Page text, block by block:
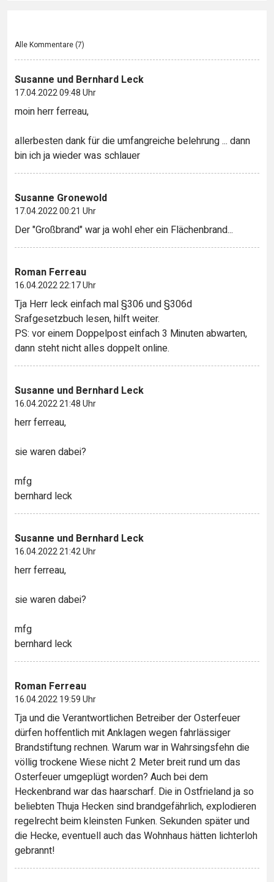
Alle Kommentare (7)
Susanne und Bernhard Leck
17.04.2022 09:48 Uhr
moin herr ferreau,
allerbesten dank für die umfangreiche belehrung ... dann
bin ich ja wieder was schlauer
Susanne Gronewold
17.04.2022 00:21 Uhr
Der "Großbrand" war ja wohl eher ein Flächenbrand...
Roman Ferreau
16.04.2022 22:17 Uhr
Tja Herr leck einfach mal §306 und §306d
Srafgesetzbuch lesen, hilft weiter.
PS: vor einem Doppelpost einfach 3 Minuten abwarten,
dann steht nicht alles doppelt online.
Susanne und Bernhard Leck
16.04.2022 21:48 Uhr
herr ferreau,
sie waren dabei?
mfg
bernhard leck
Susanne und Bernhard Leck
16.04.2022 21:42 Uhr
herr ferreau,
sie waren dabei?
mfg
bernhard leck
Roman Ferreau
16.04.2022 19:59 Uhr
Tja und die Verantwortlichen Betreiber der Osterfeuer
dürfen hoffentlich mit Anklagen wegen fahrlässiger
Brandstiftung rechnen. Warum war in Wahrsingsfehn die
völlig trockene Wiese nicht 2 Meter breit rund um das
Osterfeuer umgeplügt worden? Auch bei dem
Heckenbrand war das haarscharf. Die in Ostfrieland ja so
beliebten Thuja Hecken sind brandgefährlich, explodieren
regelrecht beim kleinsten Funken. Sekunden später und
die Hecke, eventuell auch das Wohnhaus hätten lichterloh
gebrannt!